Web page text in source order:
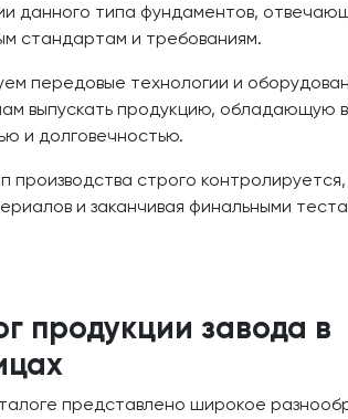
данного типа фундаментов,
стандартам и требованиям.
передовые технологии и
выпускать продукцию, обладающую
и долговечностью.
производства строго
и заканчивая финальными
продукции завода в
представлено широкое